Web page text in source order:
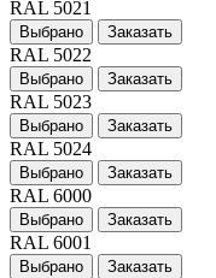
RAL 5021
Выбрано Заказать
RAL 5022
Выбрано Заказать
RAL 5023
Выбрано Заказать
RAL 5024
Выбрано Заказать
RAL 6000
Выбрано Заказать
RAL 6001
Выбрано Заказать